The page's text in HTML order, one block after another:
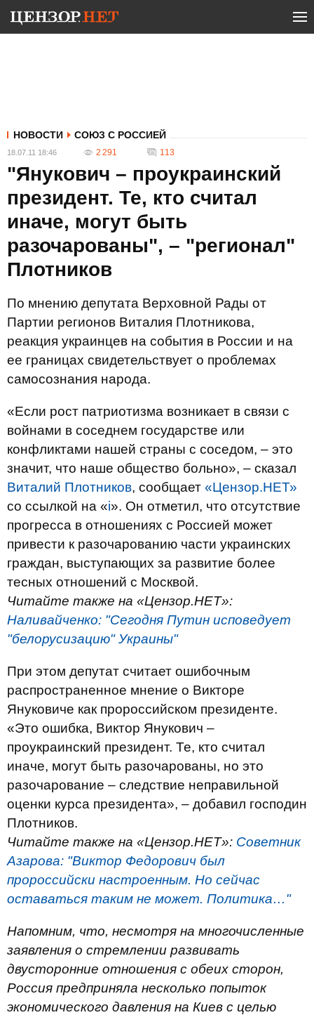
НОВОСТИ СОЮЗ С РОССИЕЙ
18.07.11 18:46 2 291 113
"Янукович – проукраинский
президент. Те, кто считал
иначе, могут быть
разочарованы", – "регионал"
Плотников
По мнению депутата Верховной Рады от
Партии регионов Виталия Плотникова,
реакция украинцев на события в России и на
ее границах свидетельствует о проблемах
самосознания народа.
«Если рост патриотизма возникает в связи с
войнами в соседнем государстве или
конфликтами нашей страны с соседом, – это
значит, что наше общество больно», – сказал
Виталий Плотников, сообщает «Цензор.НЕТ»
со ссылкой на «i». Он отметил, что отсутствие
прогресса в отношениях с Россией может
привести к разочарованию части украинских
граждан, выступающих за развитие более
тесных отношений с Москвой.
Читайте также на «Цензор.НЕТ»:
Наливайченко: "Сегодня Путин исповедует
"белорусизацию" Украины"
При этом депутат считает ошибочным
распространенное мнение о Викторе
Януковиче как пророссийском президенте.
«Это ошибка, Виктор Янукович –
проукраинский президент. Те, кто считал
иначе, могут быть разочарованы, но это
разочарование – следствие неправильной
оценки курса президента», – добавил господин
Плотников.
Читайте также на «Цензор.НЕТ»: Советник
Азарова: "Виктор Федорович был
пророссийски настроенным. Но сейчас
оставаться таким не может. Политика…"
Напомним, что, несмотря на многочисленные
заявления о стремлении развивать
двусторонние отношения с обеих сторон,
Россия предприняла несколько попыток
экономического давления на Киев с целью